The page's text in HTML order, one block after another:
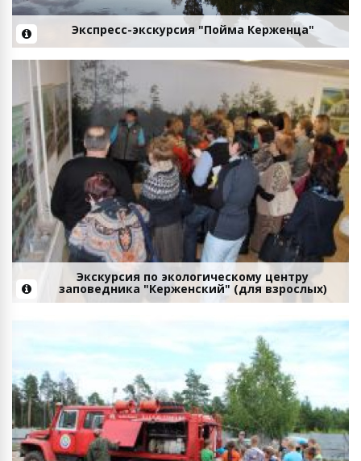
Экспресс-экскурсия "Пойма Керженца"
Экскурсия по экологическому центру
заповедника "Керженский" (для взрослых)